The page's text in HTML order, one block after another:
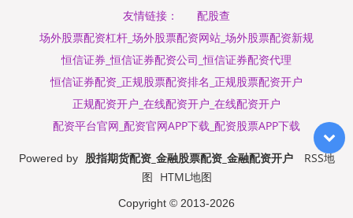
友情链接：
配股查
场外股票配资杠杆_场外股票配资网站_场外股票配资新规
恒信证券_恒信证券配资公司_恒信证券配资代理
恒信证券配资_正规股票配资排名_正规股票配资开户
正规配资开户_在线配资开户_在线配资开户
配资平台官网_配资官网APP下载_配资股票APP下载
Powered by 股指期货配资_金融股票配资_金融配资开户
RSS地
图 HTML地图
Copyright © 2013-2026